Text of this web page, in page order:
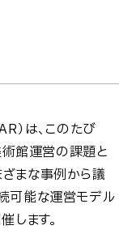
）は、このたび
館運営の課題と
まな事例から議
可能な運営モデル
します。